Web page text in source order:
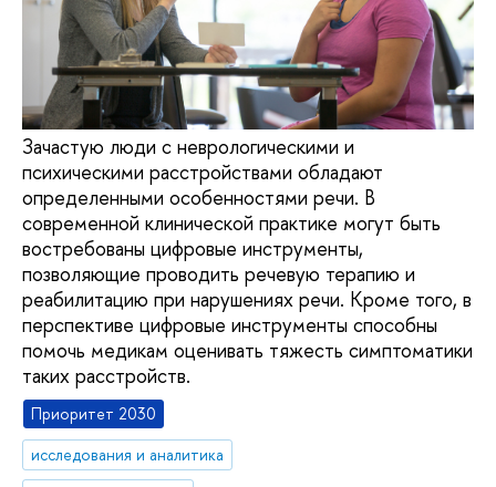
Зачастую люди с неврологическими и
психическими расстройствами обладают
определенными особенностями речи. В
современной клинической практике могут быть
востребованы цифровые инструменты,
позволяющие проводить речевую терапию и
реабилитацию при нарушениях речи. Кроме того, в
перспективе цифровые инструменты способны
помочь медикам оценивать тяжесть симптоматики
таких расстройств.
Приоритет 2030
исследования и аналитика